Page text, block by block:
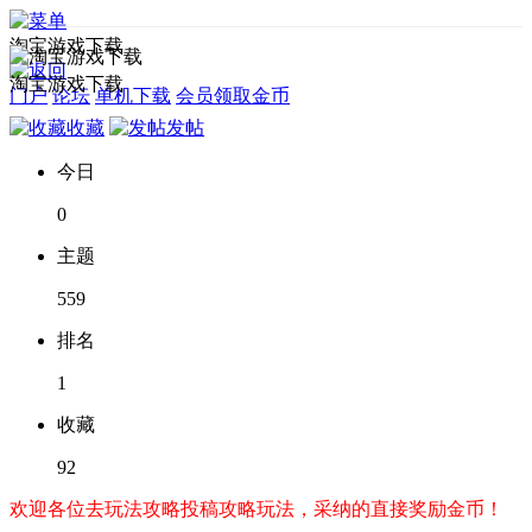
淘宝游戏下载
门户 论坛 单机下载 会员领取金币
淘宝游戏下载
收藏 发帖
今日
0
主题
559
排名
1
收藏
92
欢迎各位去玩法攻略投稿攻略玩法，采纳的直接奖励金币！